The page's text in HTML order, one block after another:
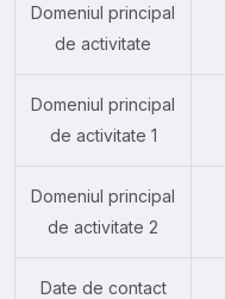
Domeniul principal
de activitate
Domeniul principal
de activitate 1
Domeniul principal
de activitate 2
Date de contact